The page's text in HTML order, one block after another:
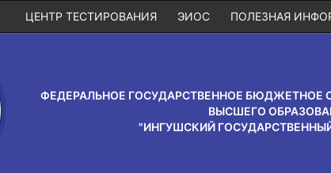
ПОЛЕЗНАЯ
ЭИОС
ЦЕНТР ТЕСТИРОВАНИЯ
ФЕДЕРАЛЬНОЕ ГОСУДАРСТВЕННОЕ БЮДЖЕТНОЕ
ВЫСШЕГО
"ИНГУШСКИЙ